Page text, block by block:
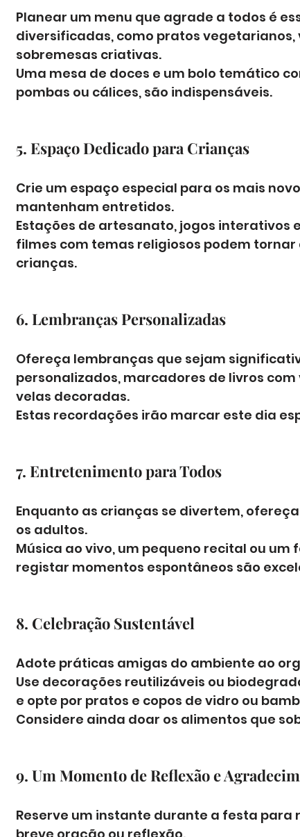
Planear um menu que agrade a todos é
diversificadas, como pratos vegetarianos,
sobremesas criativas.
Uma mesa de doces e um bolo temático
pombas ou cálices, são indispensáveis.
5. Espaço Dedicado para Crianças
Crie um espaço especial para os mais
mantenham entretidos.
Estações de artesanato, jogos interativos
filmes com temas religiosos podem
crianças.
6. Lembranças Personalizadas
Ofereça lembranças que sejam
personalizados, marcadores de livros
velas decoradas.
Estas recordações irão marcar este dia
7. Entretenimento para Todos
Enquanto as crianças se divertem,
os adultos.
Música ao vivo, um pequeno recital ou
registar momentos espontâneos são
8. Celebração Sustentável
Adote práticas amigas do ambiente ao
Use decorações reutilizáveis ou
e opte por pratos e copos de vidro ou
Considere ainda doar os alimentos que
9. Um Momento de Reflexão e
Reserve um instante durante a festa para